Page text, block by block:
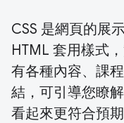
CSS 是網頁的展
HTML 套用樣式
有各種內容、課
結，可引導您瞭
看起來更符合預期